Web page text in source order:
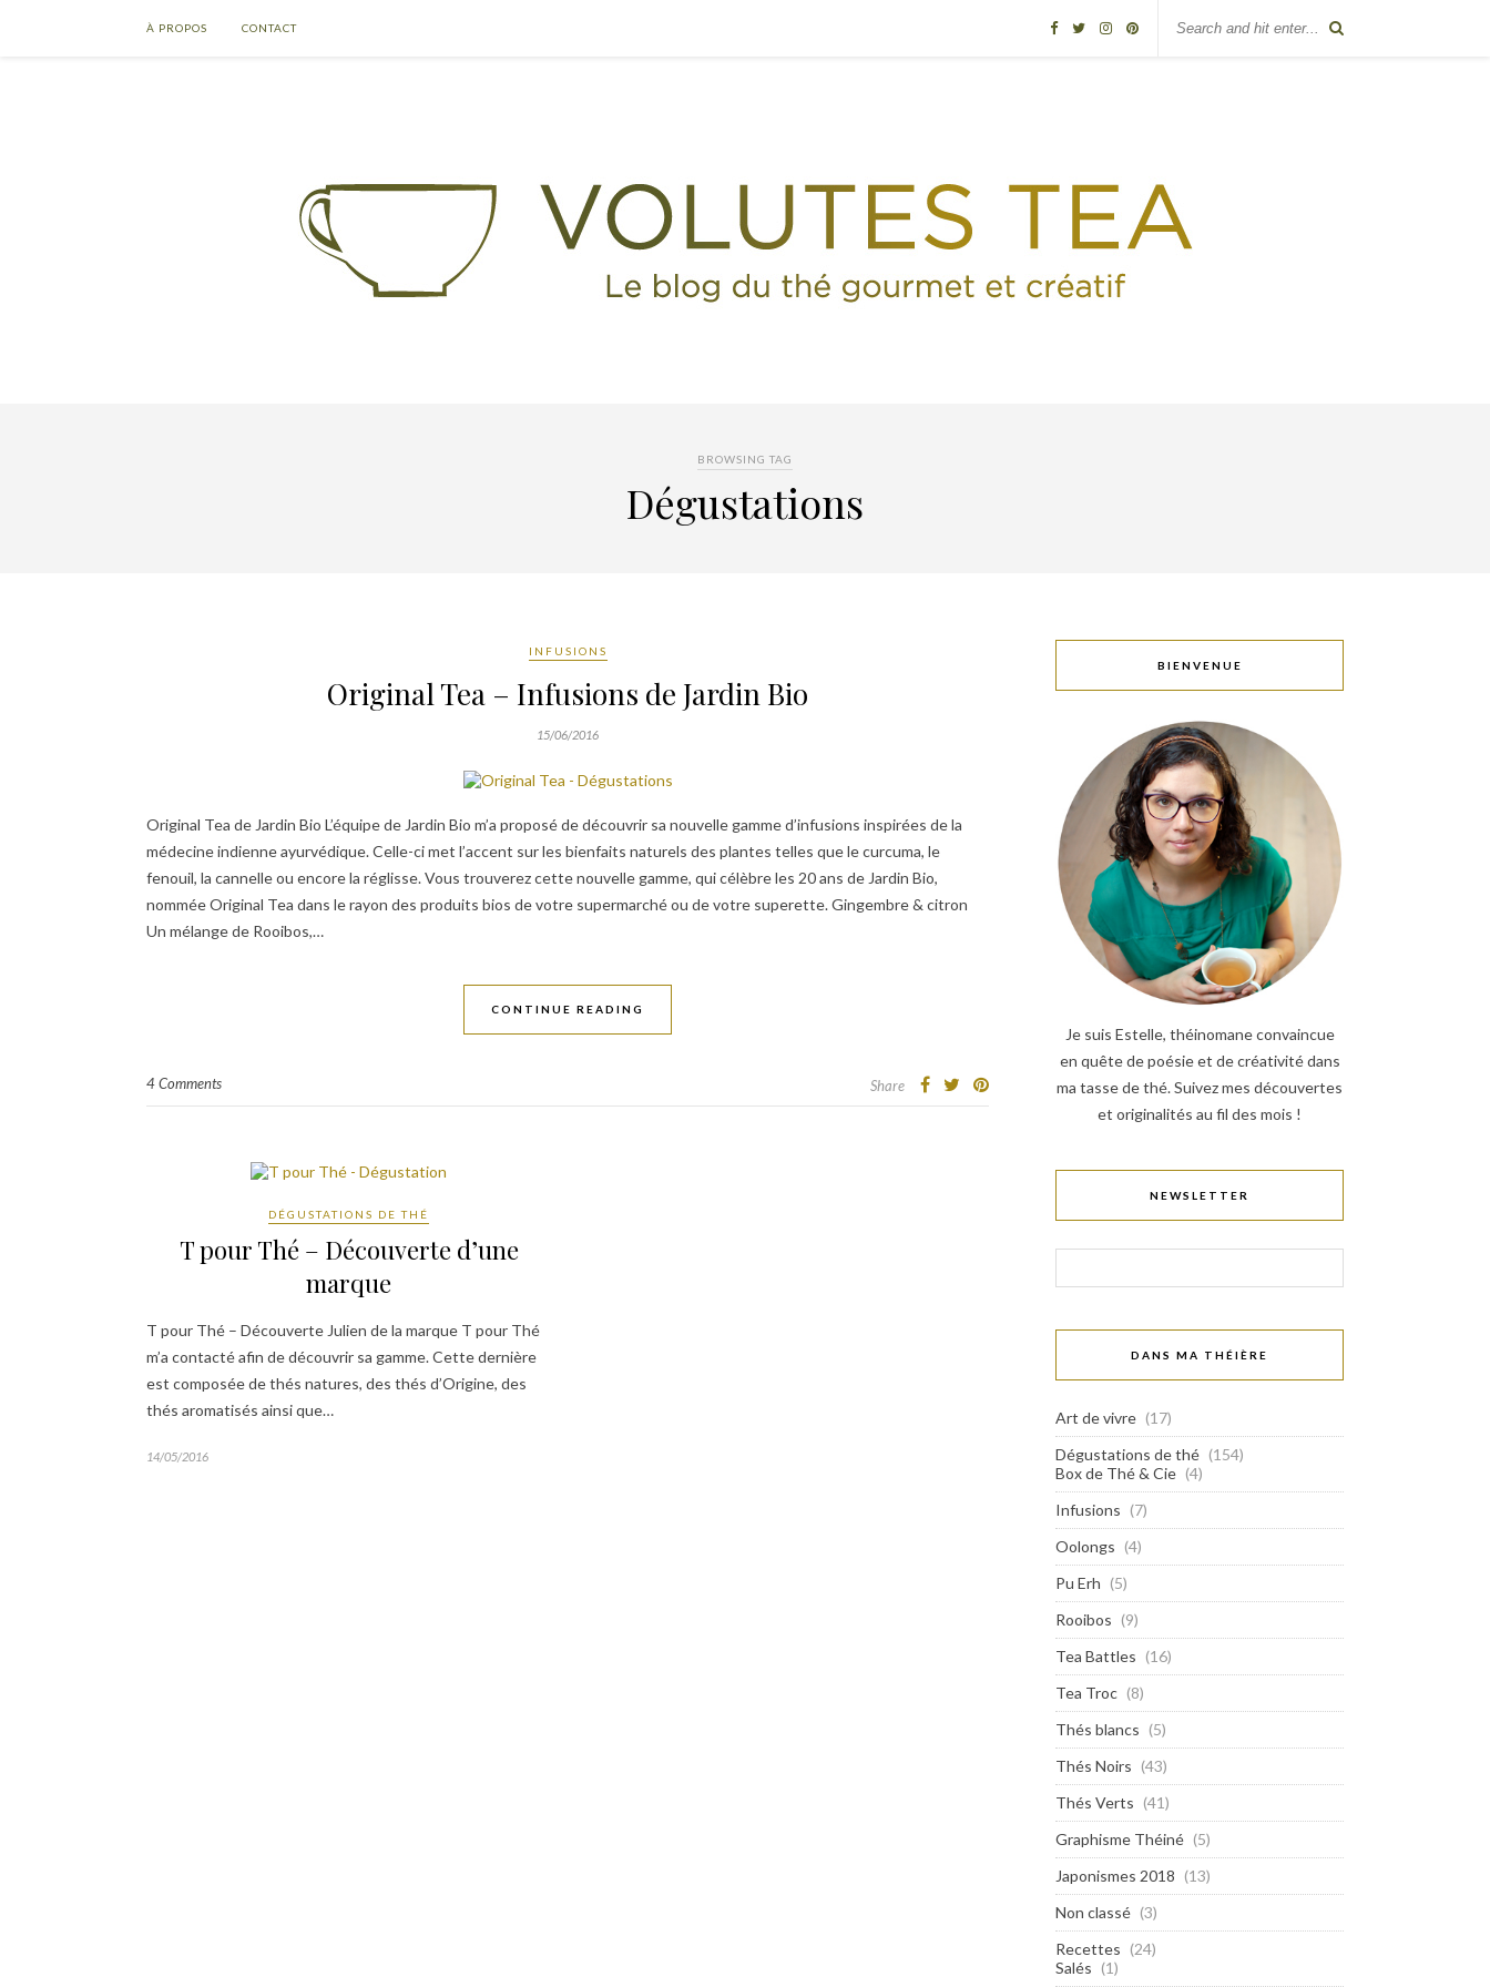
À PROPOS CONTACT
BROWSING TAG
Dégustations
INFUSIONS
Original Tea – Infusions de Jardin Bio
15/06/2016
Original Tea de Jardin Bio L’équipe de Jardin Bio m’a proposé de découvrir sa nouvelle gamme d’infusions inspirées de la
médecine indienne ayurvédique. Celle-ci met l’accent sur les bienfaits naturels des plantes telles que le curcuma, le
fenouil, la cannelle ou encore la réglisse. Vous trouverez cette nouvelle gamme, qui célèbre les 20 ans de Jardin Bio,
nommée Original Tea dans le rayon des produits bios de votre supermarché ou de votre superette. Gingembre & citron
Un mélange de Rooibos,…
CONTINUE READING
4 Comments Share
DÉGUSTATIONS DE THÉ
T pour Thé – Découverte d’une
marque
T pour Thé – Découverte Julien de la marque T pour Thé
m’a contacté afin de découvrir sa gamme. Cette dernière
est composée de thés natures, des thés d’Origine, des
thés aromatisés ainsi que…
14/05/2016
BIENVENUE
Je suis Estelle, théinomane convaincue
en quête de poésie et de créativité dans
ma tasse de thé. Suivez mes découvertes
et originalités au fil des mois !
NEWSLETTER
DANS MA THÉIÈRE
Art de vivre (17)
Dégustations de thé (154)
Box de Thé & Cie (4)
Infusions (7)
Oolongs (4)
Pu Erh (5)
Rooibos (9)
Tea Battles (16)
Tea Troc (8)
Thés blancs (5)
Thés Noirs (43)
Thés Verts (41)
Graphisme Théiné (5)
Japonismes 2018 (13)
Non classé (3)
Recettes (24)
Salés (1)